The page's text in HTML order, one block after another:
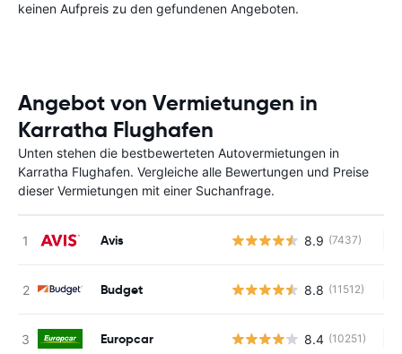
keinen Aufpreis zu den gefundenen Angeboten.
Angebot von Vermietungen in
Karratha Flughafen
Unten stehen die bestbewerteten Autovermietungen in
Karratha Flughafen. Vergleiche alle Bewertungen und Preise
dieser Vermietungen mit einer Suchanfrage.
Avis 8.9 (7437)
Budget 8.8 (11512)
Europcar 8.4 (10251)